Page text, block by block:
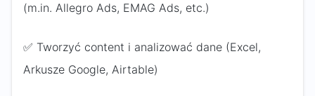
(m.in. Allegro Ads, EMAG Ads, etc.)
✅ Tworzyć content i analizować dane (Excel,
Arkusze Google, Airtable)